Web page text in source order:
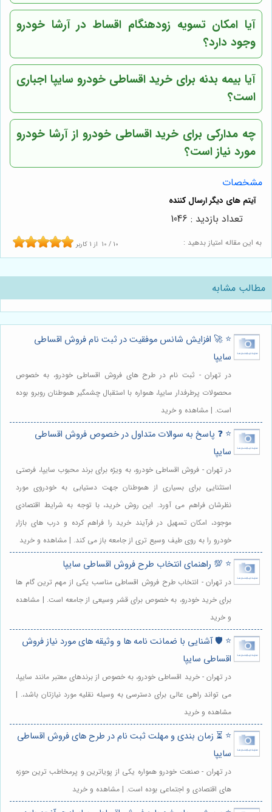
آیا امکان تسویه زودهنگام اقساط در آرشا خودرو
وجود دارد؟
آیا بیمه بدنه برای خرید اقساطی خودرو سایپا اجباری
است؟
چه مدارکی برای خرید اقساطی خودرو از آرشا خودرو
مورد نیاز است؟
مشخصات
به این مقاله امتیاز بدهید : 10 / 10 از 1 کاربر
تعداد بازدید : 1046
مطالب مشابه
⭐️ 🚀 افزایش شانس موفقیت در ثبت نام فروش اقساطی
سایپا
در تهران - ثبت نام در طرح های فروش اقساطی خودرو، به خصوص
محصولات پرطرفدار سایپا، همواره با استقبال چشمگیر هموطنان روبرو بوده
است. | مشاهده و خرید
⭐️ ❓ پاسخ به سوالات متداول در خصوص فروش اقساطی
سایپا
در تهران - فروش اقساطی خودرو، به ویژه برای برند محبوب سایپا، فرصتی
استثنایی برای بسیاری از هموطنان جهت دستیابی به خودروی مورد
نظرشان فراهم می آورد. این روش خرید، با توجه به شرایط اقتصادی
موجود، امکان تسهیل در فرآیند خرید را فراهم کرده و درب های بازار
خودرو را به روی طیف وسیع تری از جامعه باز می کند. | مشاهده و خرید
⭐️ 💯 راهنمای انتخاب طرح فروش اقساطی سایپا
در تهران - انتخاب طرح فروش اقساطی مناسب یکی از مهم ترین گام ها
برای خرید خودرو، به خصوص برای قشر وسیعی از جامعه است. | مشاهده
و خرید
⭐️ 🛡️ آشنایی با ضمانت نامه ها و وثیقه های مورد نیاز فروش
اقساطی سایپا
در تهران - خرید اقساطی خودرو، به خصوص از برندهای معتبر مانند سایپا،
می تواند راهی عالی برای دسترسی به وسیله نقلیه مورد نیازتان باشد،. |
مشاهده و خرید
⭐️ ⏳ زمان بندی و مهلت ثبت نام در طرح های فروش اقساطی
سایپا
در تهران - صنعت خودرو همواره یکی از پویاترین و پرمخاطب ترین حوزه
های اقتصادی و اجتماعی بوده است. | مشاهده و خرید